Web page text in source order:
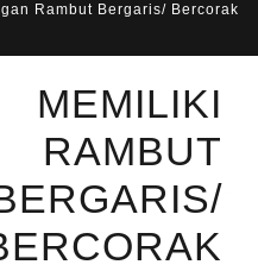
Rambut Bergaris/ Bercorak
MEMILIKI
RAMBUT